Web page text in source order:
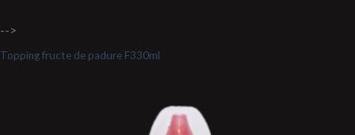
-->
Topping fructe de padure F330ml